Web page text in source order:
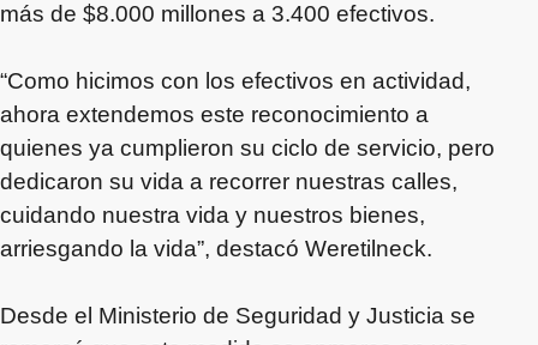
más de $8.000 millones a 3.400 efectivos.
“Como hicimos con los efectivos en actividad,
ahora extendemos este reconocimiento a
quienes ya cumplieron su ciclo de servicio, pero
dedicaron su vida a recorrer nuestras calles,
cuidando nuestra vida y nuestros bienes,
arriesgando la vida”, destacó Weretilneck.
Desde el Ministerio de Seguridad y Justicia se